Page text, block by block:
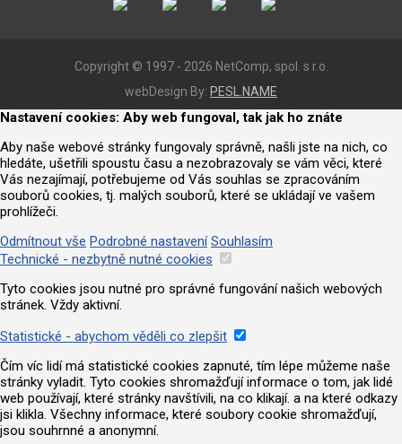
Copyright © 1997 - 2026 NetComp, spol. s r.o.
webDesign By: PESL.NAME
Nastavení cookies: Aby web fungoval, tak jak ho znáte
Aby naše webové stránky fungovaly správně, našli jste na nich, co
hledáte, ušetřili spoustu času a nezobrazovaly se vám věci, které
Vás nezajímají, potřebujeme od Vás souhlas se zpracováním
souborů cookies, tj. malých souborů, které se ukládají ve vašem
prohlížeči.
Odmítnout vše Podrobné nastavení Souhlasím
Technické - nezbytně nutné cookies
Tyto cookies jsou nutné pro správné fungování našich webových
stránek. Vždy aktivní.
Statistické - abychom věděli co zlepšit
Čím víc lidí má statistické cookies zapnuté, tím lépe můžeme naše
stránky vyladit. Tyto cookies shromažďují informace o tom, jak lidé
web používají, které stránky navštívili, na co klikají. a na které odkazy
jsi klikla. Všechny informace, které soubory cookie shromažďují,
jsou souhrnné a anonymní.